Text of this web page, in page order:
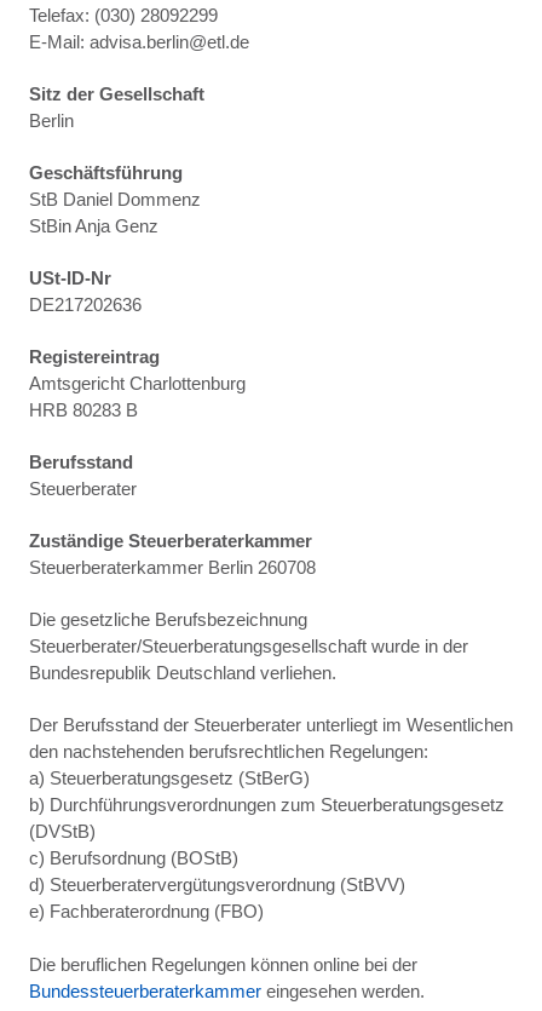
Telefax: (030) 28092299
E-Mail: advisa.berlin@etl.de
Sitz der Gesellschaft
Berlin
Geschäftsführung
StB Daniel Dommenz
StBin Anja Genz
USt-ID-Nr
DE217202636
Registereintrag
Amtsgericht Charlottenburg
HRB 80283 B
Berufsstand
Steuerberater
Zuständige Steuerberaterkammer
Steuerberaterkammer Berlin 260708
Die gesetzliche Berufsbezeichnung
Steuerberater/Steuerberatungsgesellschaft wurde in der
Bundesrepublik Deutschland verliehen.
Der Berufsstand der Steuerberater unterliegt im Wesentlichen
den nachstehenden berufsrechtlichen Regelungen:
a) Steuerberatungsgesetz (StBerG)
b) Durchführungsverordnungen zum Steuerberatungsgesetz
(DVStB)
c) Berufsordnung (BOStB)
d) Steuerberatervergütungsverordnung (StBVV)
e) Fachberaterordnung (FBO)
Die beruflichen Regelungen können online bei der
Bundessteuerberaterkammer eingesehen werden.